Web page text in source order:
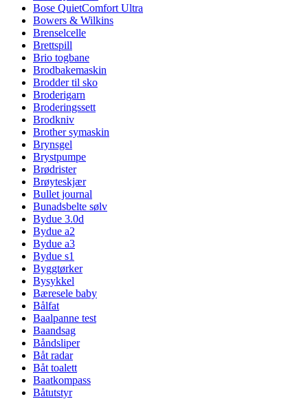
Bose QuietComfort Ultra
Bowers & Wilkins
Brenselcelle
Brettspill
Brio togbane
Brodbakemaskin
Brodder til sko
Broderigarn
Broderingssett
Brodkniv
Brother symaskin
Brynsgel
Brystpumpe
Brødrister
Brøyteskjær
Bullet journal
Bunadsbelte sølv
Bydue 3.0d
Bydue a2
Bydue a3
Bydue s1
Byggtørker
Bysykkel
Bæresele baby
Bålfat
Baalpanne test
Baandsag
Båndsliper
Båt radar
Båt toalett
Baatkompass
Båtutstyr